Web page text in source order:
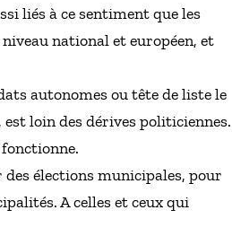
liés à ce sentiment que les
national et européen, et
autonomes ou tête de liste le
loin des dérives politiciennes.
élections municipales, pour
A celles et ceux qui